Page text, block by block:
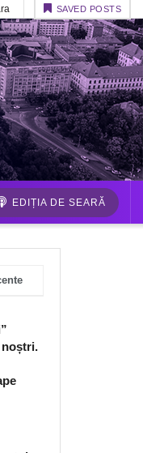
SAVED POSTS
EDIȚIA DE SEARĂ
noștri.